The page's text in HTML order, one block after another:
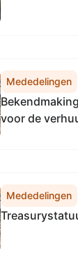
Mededelingen
voor de
Mededelingen